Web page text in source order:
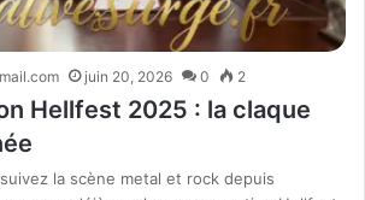
juin 20, 2026 0 2
Hellfest 2025 : la claque
la scène metal et rock depuis